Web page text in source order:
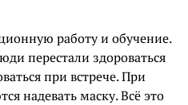
работу и обучение.
перестали здороваться
при встрече. При
надевать маску. Всё это